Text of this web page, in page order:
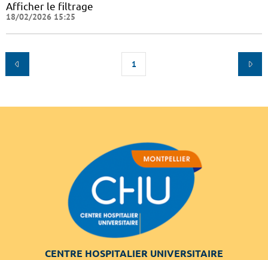
Afficher le filtrage
18/02/2026 15:25
1
CENTRE HOSPITALIER UNIVERSITAIRE